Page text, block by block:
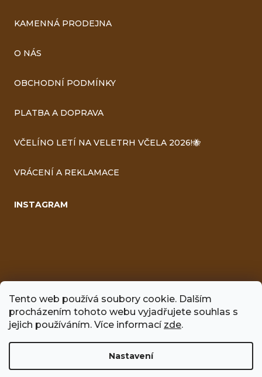
Tento web používá soubory cookie. Dalším
procházením tohoto webu vyjadřujete souhlas s
jejich používáním. Více informací zde.
Nastavení
KAMENNÁ PRODEJNA
O NÁS
OBCHODNÍ PODMÍNKY
PLATBA A DOPRAVA
VČELÍNO LETÍ NA VELETRH VČELA 2026!🐝
VRÁCENÍ A REKLAMACE
INSTAGRAM
FACEBOOK